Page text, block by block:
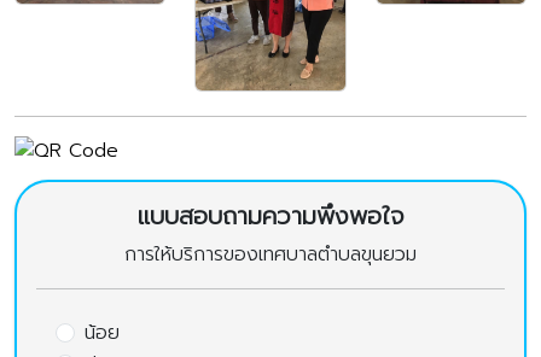
แบบสอบถามความพึงพอใจ
การให้บริการของเทศบาลตำบลขุนยวม
น้อย